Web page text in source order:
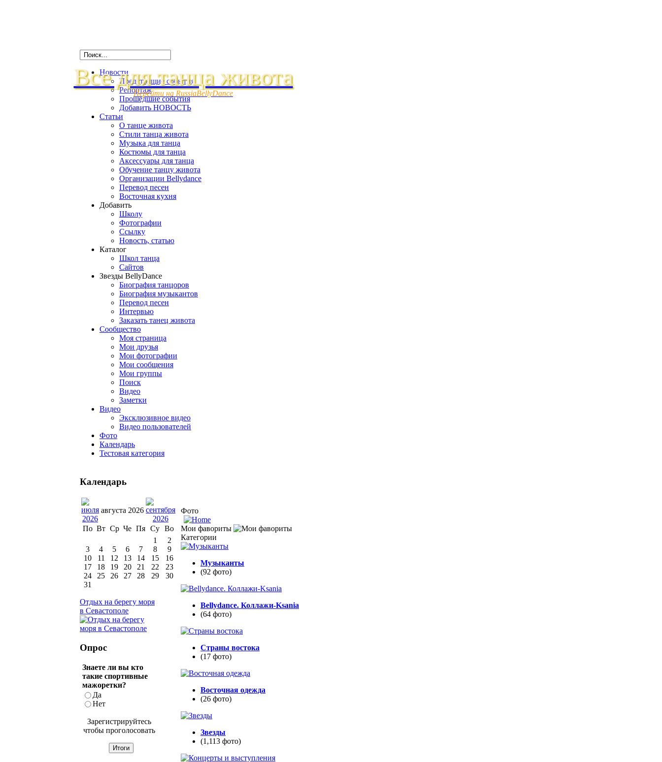
Все для танца живота
Перейти на RussiaBellyDance
Новости
Предстоящие события
Репортаж
Прошедшие события
Добавить НОВОСТЬ
Статьи
О танце живота
Стили танца живота
Музыка для танца
Костюмы для танца
Аксессуары для танца
Обучение танцу живота
Организации Bellydance
Перевод песен
Восточная кухня
Добавить
Школу
Фотографии
Ссылку
Новость, статью
Каталог
Школ танца
Сайтов
Звезды BellyDance
Биография танцоров
Биография музыкантов
Перевод песен
Интервью
Заказать танец живота
Сообщество
Моя страница
Мои друзья
Мои фотографии
Мои сообщения
Мои группы
Поиск
Видео
Заметки
Видео
Эксклюзивное видео
Видео пользователей
Фото
Календарь
Тестовая категория
Фото
Мои фавориты
Категории
Музыканты
(92 фото)
Bellydance. Коллажи-Ksania
(64 фото)
Страны востока
(17 фото)
Восточная одежда
(26 фото)
Звезды
(1,113 фото)
Календарь
августа 2026
По Вт Ср Че Пя Су Во
1
2
3
4 5 6 7 8
9
10
11 12 13 14 15
16
17
18 19 20 21 22
23
24
25 26 27 28 29
30
31
Отдых на берегу моря
в Севастополе
Опрос
Знаете ли вы кто
такие спортивные
мажоретки?
Да
Нет
Зарегистрируйтесь
чтобы проголосовать